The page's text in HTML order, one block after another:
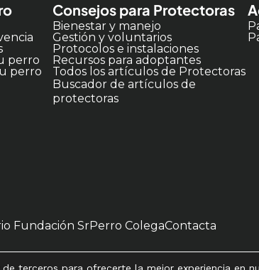
perro
perro
Consejos para Protectoras
Bienestar y manejo
Gestión y voluntarios
Protocolos e instalaciones
Recursos para adoptantes
Todos los artículos de Protectoras
Buscador de artículos de
protectoras
Fundación SrPerro ColegaContacta